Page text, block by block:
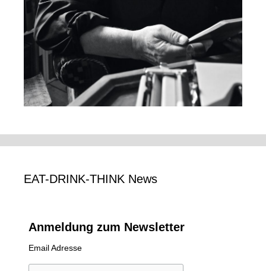
EAT-DRINK-THINK News
Anmeldung zum Newsletter
Email Adresse